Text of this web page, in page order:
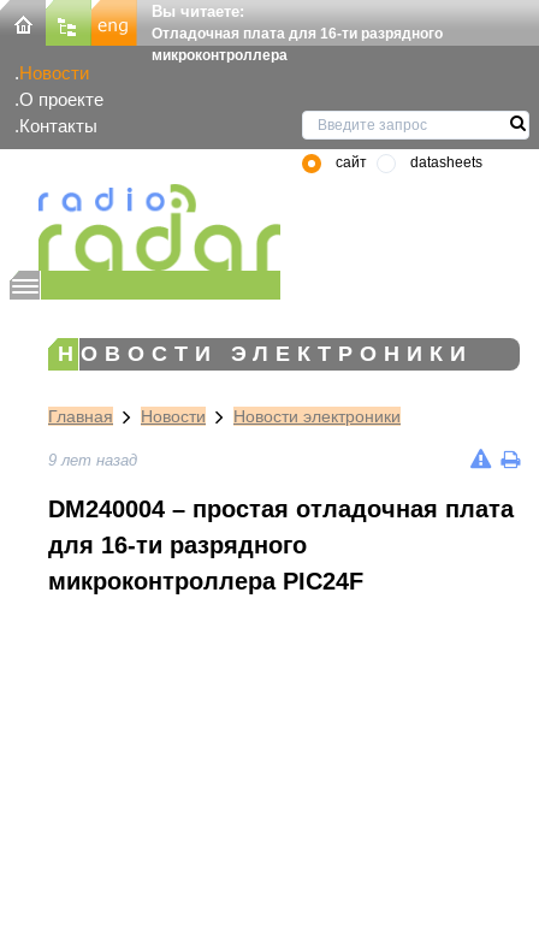
Вы читаете:
Отладочная плата для 16-ти разрядного
микроконтроллера
Новости
О проекте
Контакты
сайт datasheets
НОВОСТИ ЭЛЕКТРОНИКИ
Главная Новости Новости электроники
9 лет назад
DM240004 – простая отладочная плата
для 16-ти разрядного
микроконтроллера PIC24F